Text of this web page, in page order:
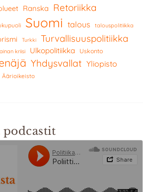
Ranska Retoriikka
Suomi talous talouspolitiikka
Turkki Turvallisuuspolitiikka
kriisi Ulkopolitiikka Uskonto
Yhdysvallat Yliopisto
Äärioikeisto